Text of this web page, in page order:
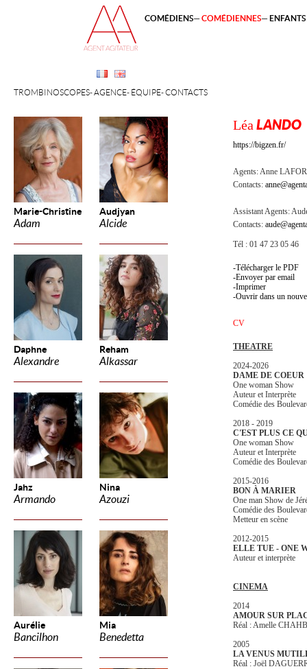
Marie-Christine
Adam
Audjyan
Alcide
Daphne
Alexandre
Reham
Alkassar
Jahz
Armando
Nina
Azouzi
Aurélie
Bancilhon
Mia
Benedetta
TROMBINOSCOPES AGENCE ÉQUIPE CONTACTS
COMÉDIENS COMÉDIENNES
Léa LANDO
https://bigzen.fr/
Agents:Anne
Contacts:
Assistant Agents:
Contacts:
Tél : 01 47 23 05 46
Télécharger le PDF
Envoyer par email
Imprimer
Ouvrir dans un
CV
THEATRE
2024-2026
DAME DE COEUR
One woman Show
Auteur et Interprète
Comédie des
2018 - 2019
C'EST PLUS CE
One woman Show
Auteur et Interprète
Comédie des
2015-2016
BON À MARIER
One man Show de
Comédie des
Metteur en scène
2012-2015
ELLE TUE - ONE
Auteur et interprète
CINEMA
2014
AMOUR SUR
Réal : Amelle
2005
LA VENUS
Réal : Joël